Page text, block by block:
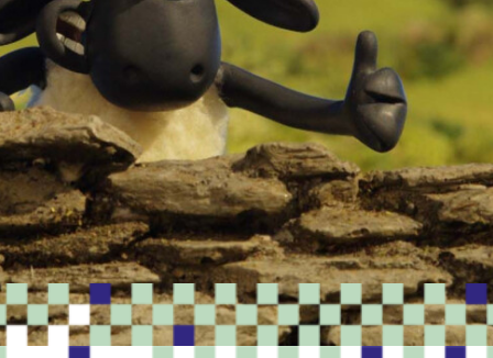
PROGRAMME